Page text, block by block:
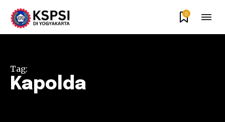
0
Tag:
Kapolda